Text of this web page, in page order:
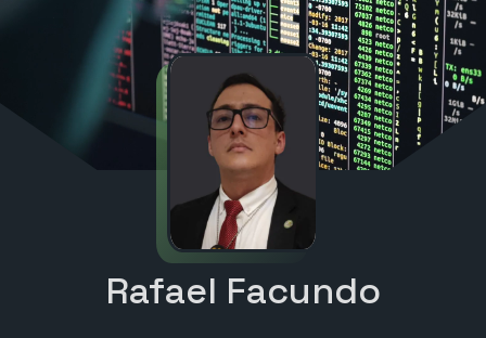
Rafael Facundo